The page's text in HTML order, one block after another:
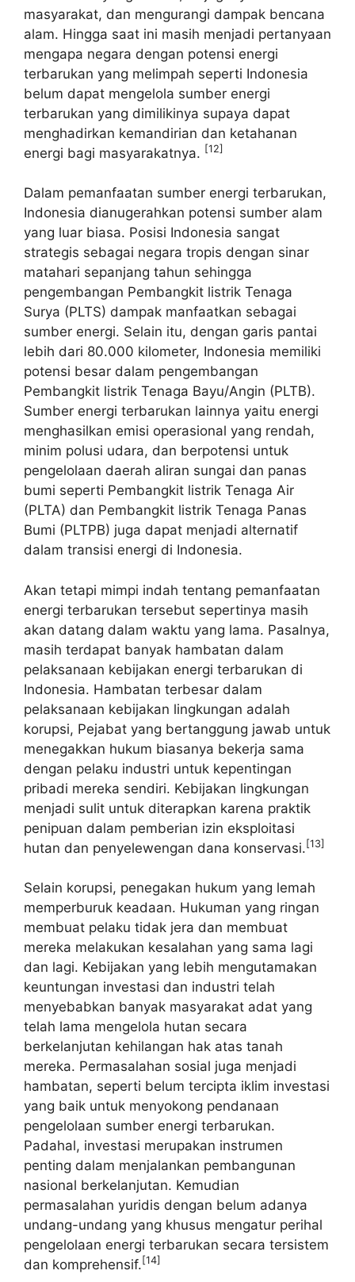
masyarakat, dan mengurangi dampak bencana
alam. Hingga saat ini masih menjadi pertanyaan
mengapa negara dengan potensi energi
terbarukan yang melimpah seperti Indonesia
belum dapat mengelola sumber energi
terbarukan yang dimilikinya supaya dapat
menghadirkan kemandirian dan ketahanan
energi bagi masyarakatnya. [12]
Dalam pemanfaatan sumber energi terbarukan,
Indonesia dianugerahkan potensi sumber alam
yang luar biasa. Posisi Indonesia sangat
strategis sebagai negara tropis dengan sinar
matahari sepanjang tahun sehingga
pengembangan Pembangkit listrik Tenaga
Surya (PLTS) dampak manfaatkan sebagai
sumber energi. Selain itu, dengan garis pantai
lebih dari 80.000 kilometer, Indonesia memiliki
potensi besar dalam pengembangan
Pembangkit listrik Tenaga Bayu/Angin (PLTB).
Sumber energi terbarukan lainnya yaitu energi
menghasilkan emisi operasional yang rendah,
minim polusi udara, dan berpotensi untuk
pengelolaan daerah aliran sungai dan panas
bumi seperti Pembangkit listrik Tenaga Air
(PLTA) dan Pembangkit listrik Tenaga Panas
Bumi (PLTPB) juga dapat menjadi alternatif
dalam transisi energi di Indonesia.
Akan tetapi mimpi indah tentang pemanfaatan
energi terbarukan tersebut sepertinya masih
akan datang dalam waktu yang lama. Pasalnya,
masih terdapat banyak hambatan dalam
pelaksanaan kebijakan energi terbarukan di
Indonesia. Hambatan terbesar dalam
pelaksanaan kebijakan lingkungan adalah
korupsi, Pejabat yang bertanggung jawab untuk
menegakkan hukum biasanya bekerja sama
dengan pelaku industri untuk kepentingan
pribadi mereka sendiri. Kebijakan lingkungan
menjadi sulit untuk diterapkan karena praktik
penipuan dalam pemberian izin eksploitasi
hutan dan penyelewengan dana konservasi.[13]
Selain korupsi, penegakan hukum yang lemah
memperburuk keadaan. Hukuman yang ringan
membuat pelaku tidak jera dan membuat
mereka melakukan kesalahan yang sama lagi
dan lagi. Kebijakan yang lebih mengutamakan
keuntungan investasi dan industri telah
menyebabkan banyak masyarakat adat yang
telah lama mengelola hutan secara
berkelanjutan kehilangan hak atas tanah
mereka. Permasalahan sosial juga menjadi
hambatan, seperti belum tercipta iklim investasi
yang baik untuk menyokong pendanaan
pengelolaan sumber energi terbarukan.
Padahal, investasi merupakan instrumen
penting dalam menjalankan pembangunan
nasional berkelanjutan. Kemudian
permasalahan yuridis dengan belum adanya
undang-undang yang khusus mengatur perihal
pengelolaan energi terbarukan secara tersistem
dan komprehensif. [14]